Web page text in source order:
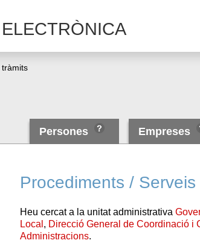
tràmits
Persones Empreses
Procediments / Serveis
Heu cercat a la unitat administrativa
Local , Direcció General de Coordinació i
Administracions.